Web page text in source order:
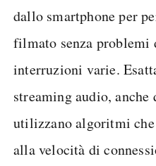
dallo smartphone per
filmato senza problemi
interruzioni varie.
streaming audio,
utilizzano algoritmi
alla velocità di